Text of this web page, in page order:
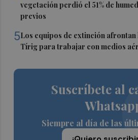
vegetación perdió el 51% de
previos
5Los equipos de extinción
Tírig para trabajar con medios
Suscríbete al
Siempre al día de las